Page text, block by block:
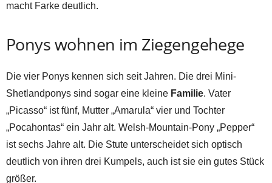
macht Farke deutlich.
Ponys wohnen im Ziegengehege
Die vier Ponys kennen sich seit Jahren. Die drei Mini-
Shetlandponys sind sogar eine kleine Familie. Vater
„Picasso“ ist fünf, Mutter „Amarula“ vier und Tochter
„Pocahontas“ ein Jahr alt. Welsh-Mountain-Pony „Pepper“
ist sechs Jahre alt. Die Stute unterscheidet sich optisch
deutlich von ihren drei Kumpels, auch ist sie ein gutes Stück
größer.